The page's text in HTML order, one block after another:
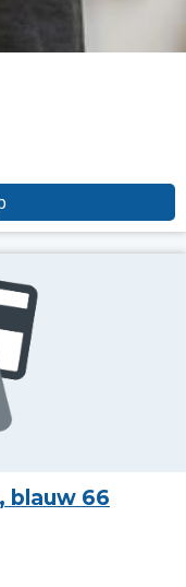
blauw 66